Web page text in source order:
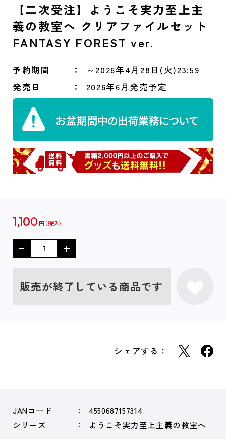
【二次受注】ようこそ実力至上主
義の教室へ クリアファイルセット
FANTASY FOREST ver.
予約期間
～2026年4月28日(火)23:59
発売日
2026年6月発売予定
1,100 円
販売が終了している商品です
シェアする：
JANコード
4550687157314
シリーズ
ようこそ実力至上主義の教室へ